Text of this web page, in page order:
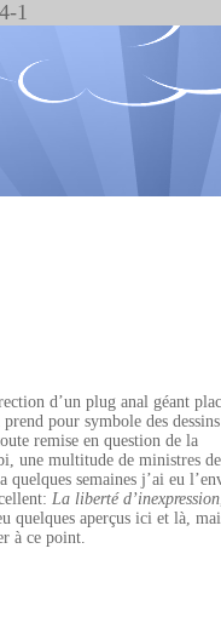
1
d’un plug anal géant
pour symbole des dessins
remise en question de la
une multitude de ministres
semaines j’ai eu
La liberté d’inexpression
quelques aperçus ici et là,
à ce point.